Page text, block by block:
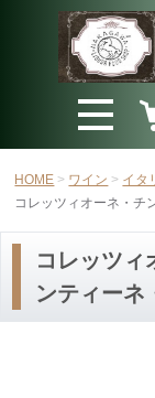
HOME ワイン
イ
コレッツィオーネ・
コレッツ
ンティーネ